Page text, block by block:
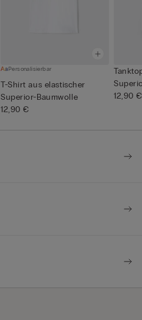
Personalisierbar
T-Shirt aus elastischer
Superior-Baumwolle
12,90 €
12,90 €